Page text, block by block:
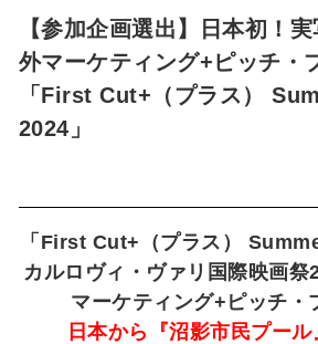
【参加企画選出】日本初！
外マーケティング+ピッチ・
「First Cut+（プラス）
2024」
「First Cut+（プラス）
カルロヴィ・ヴァリ国際映画祭
マーケティング+ピッチ・
日本から『沼影市民プール